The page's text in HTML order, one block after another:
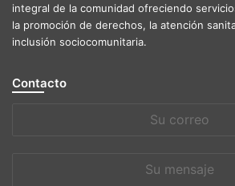
integral de la comunidad ofreciendo
la promoción de derechos, la atención
inclusión sociocomunitaria.
Contacto